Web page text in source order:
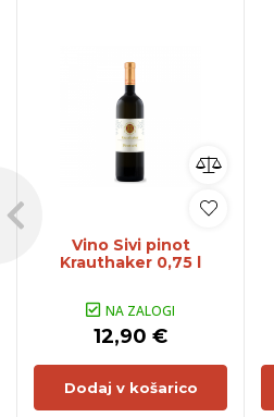
Vino Sivi pinot
Krauthaker 0,75 l
NA ZALOGI
12,90 €
Dodaj v košarico